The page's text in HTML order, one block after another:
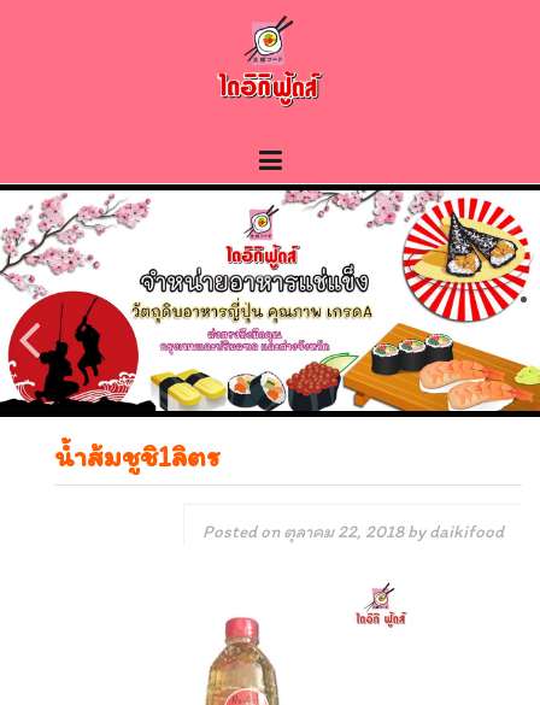
น้ำส้มชูชิ1ลิตร
Posted onตุลาคม 22, 2018bydaikifood